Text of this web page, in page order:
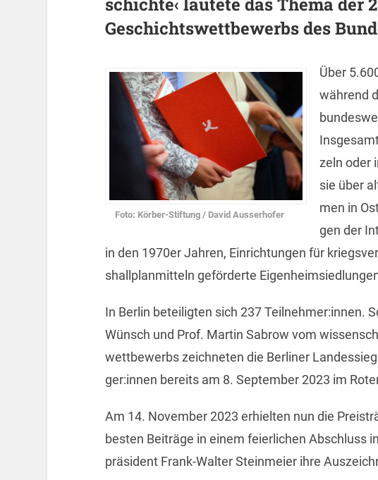
Ge­schichts­wett­be­werbs des
Foto: Kör­ber-Stif­tung / David Aus­ser­ho­fer
Über
wäh­rend
zeln oder
sie über
men in
gen der
in den 1970er Jah­ren, Ein­rich­tun­gen für
shall­plan­mit­teln ge­för­der­te
In Ber­lin be­tei­lig­ten sich 237 Teil­neh­mer:innen.
Wünsch und Prof. Mar­tin Sab­row vom
wett­be­werbs zeich­ne­ten die Ber­li­ner
ger:innen be­reits am 8. Sep­tem­ber 2023 im
Am 14. No­vem­ber 2023 er­hiel­ten nun die
bes­ten Bei­trä­ge in einem fei­er­li­chen Ab­schluss
prä­si­dent Frank-Wal­ter Stein­mei­er ihre